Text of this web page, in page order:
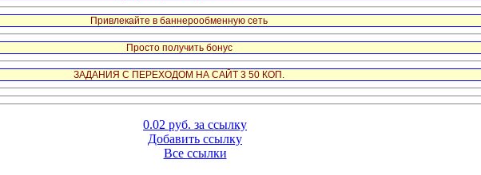
Привлекайте в баннерообменную сеть
Просто получить бонус
ЗАДАНИЯ С ПЕРЕХОДОМ НА САЙТ 3 50 КОП.
0.02 руб. за ссылку
Добавить ссылку
Все ссылки